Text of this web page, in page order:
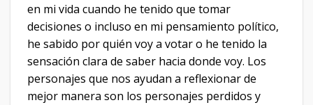
en mi vida cuando he tenido que tomar
decisiones o incluso en mi pensamiento político,
he sabido por quién voy a votar o he tenido la
sensación clara de saber hacia donde voy. Los
personajes que nos ayudan a reflexionar de
mejor manera son los personajes perdidos y